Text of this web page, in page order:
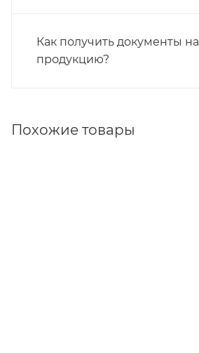
Как получить документы на
продукцию?
Похожие товары